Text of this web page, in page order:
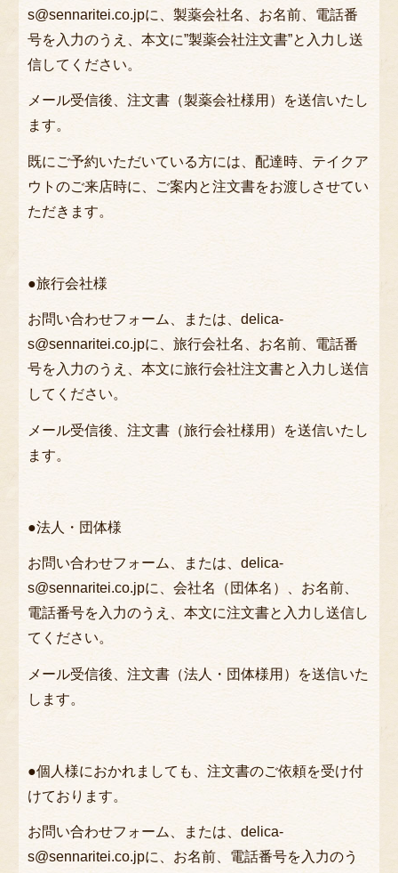
行事・地域の集まり
種類で選ぶ
ステーキ
女性向け・低カロリー
一品もの・その他
セットメニュー
サイドメニュー
商品一覧
注文方法・配達エリア
キャンセルポリシー
こだわり
お知らせ
おすすめランキング
会社概要
お問い合わせ
s@sennaritei.co.jpに、製薬会社名、お名前、電話番
号を入力のうえ、本文に”製薬会社注文書”と入力し送
信してください。
メール受信後、注文書（製薬会社様用）を送信いたし
ます。
既にご予約いただいている方には、配達時、テイクア
ウトのご来店時に、ご案内と注文書をお渡しさせてい
ただきます。
●旅行会社様
お問い合わせフォーム、または、delica-
s@sennaritei.co.jpに、旅行会社名、お名前、電話番
号を入力のうえ、本文に旅行会社注文書と入力し送信
してください。
メール受信後、注文書（旅行会社様用）を送信いたし
ます。
●法人・団体様
お問い合わせフォーム、または、delica-
s@sennaritei.co.jpに、会社名（団体名）、お名前、
電話番号を入力のうえ、本文に注文書と入力し送信し
てください。
メール受信後、注文書（法人・団体様用）を送信いた
します。
●個人様におかれましても、注文書のご依頼を受け付
けております。
お問い合わせフォーム、または、delica-
s@sennaritei.co.jpに、お名前、電話番号を入力のう